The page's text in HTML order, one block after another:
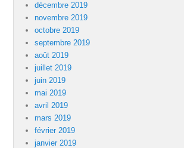
décembre 2019
novembre 2019
octobre 2019
septembre 2019
août 2019
juillet 2019
juin 2019
mai 2019
avril 2019
mars 2019
février 2019
janvier 2019